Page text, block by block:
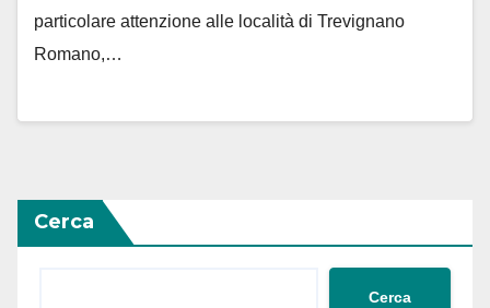
particolare attenzione alle località di Trevignano
Romano,…
Cerca
Cerca